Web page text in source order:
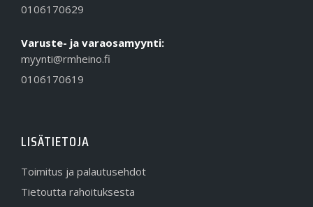
0106170629
Varuste- ja varaosamyynti:
myynti@rmheino.fi
0106170619
LISÄTIETOJA
Toimitus ja palautusehdot
Tietoutta rahoituksesta